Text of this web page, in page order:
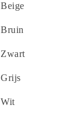
Beige
Bruin
Zwart
Grijs
Wit